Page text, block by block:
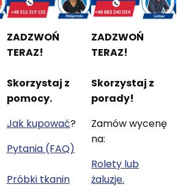
ZADZWOŃ
TERAZ!
Skorzystaj z
pomocy.
Jak kupować?
Pytania (FAQ)
Próbki tkanin
ZADZWOŃ
TERAZ!
Skorzystaj z
porady!
Zamów wycenę
na:
Rolety lub
żaluzje.